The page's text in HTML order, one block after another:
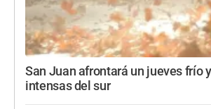
San Juan afrontará un jueves frío
intensas del sur